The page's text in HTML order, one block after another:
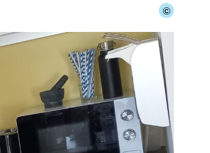
©